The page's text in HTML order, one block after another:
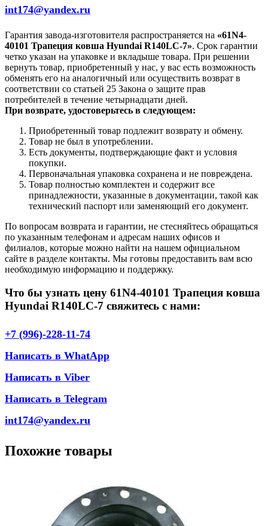
int174@yandex.ru
Гарантия завода-изготовителя распространяется на «61N4-
40101 Трапеция ковша Hyundai R140LC-7». Срок гарантии
четко указан на упаковке и вкладыше товара. При решении
вернуть товар, приобретенный у нас, у вас есть возможность
обменять его на аналогичный или осуществить возврат в
соответствии со статьей 25 Закона о защите прав
потребителей в течение четырнадцати дней.
При возврате, удостоверьтесь в следующем:
Приобретенный товар подлежит возврату и обмену.
Товар не был в употреблении.
Есть документы, подтверждающие факт и условия
покупки.
Первоначальная упаковка сохранена и не повреждена.
Товар полностью комплектен и содержит все
принадлежности, указанные в документации, такой как
технический паспорт или заменяющий его документ.
По вопросам возврата и гарантии, не стесняйтесь обращаться
по указанным телефонам и адресам наших офисов и
филиалов, которые можно найти на нашем официальном
сайте в разделе контакты. Мы готовы предоставить вам всю
необходимую информацию и поддержку.
Что бы узнать цену 61N4-40101 Трапеция ковша
Hyundai R140LC-7 свяжитесь с нами:
+7 (996)-228-11-74
Написать в WhatApp
Написать в Viber
Написать в Telegram
int174@yandex.ru
Похожие товары